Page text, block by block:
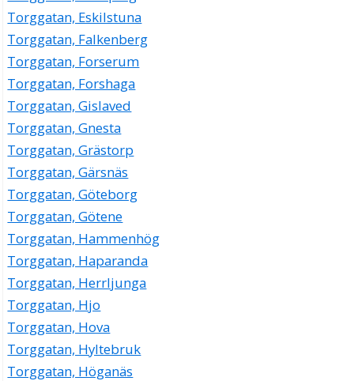
Torggatan, Eskilstuna
Torggatan, Falkenberg
Torggatan, Forserum
Torggatan, Forshaga
Torggatan, Gislaved
Torggatan, Gnesta
Torggatan, Grästorp
Torggatan, Gärsnäs
Torggatan, Göteborg
Torggatan, Götene
Torggatan, Hammenhög
Torggatan, Haparanda
Torggatan, Herrljunga
Torggatan, Hjo
Torggatan, Hova
Torggatan, Hyltebruk
Torggatan, Höganäs